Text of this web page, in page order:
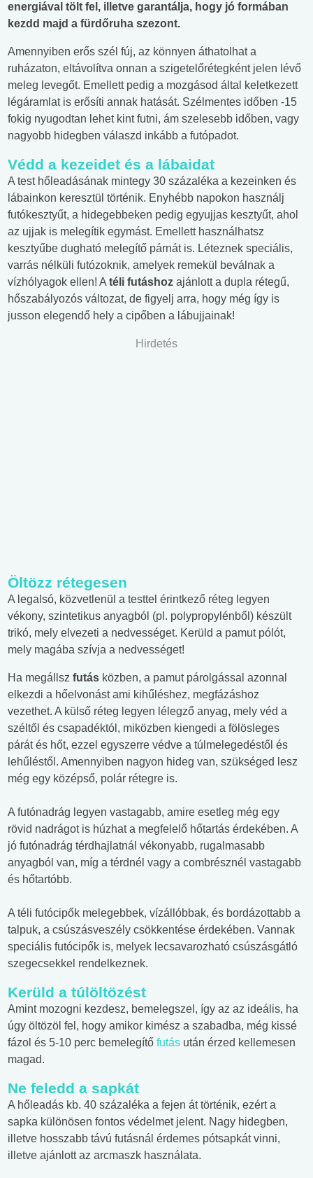
energiával tölt fel, illetve garantálja, hogy jó formában
kezdd majd a fürdőruha szezont.
Amennyiben erős szél fúj, az könnyen áthatolhat a
ruházaton, eltávolítva onnan a szigetelőrétegként jelen lévő
meleg levegőt. Emellett pedig a mozgásod által keletkezett
légáramlat is erősíti annak hatását. Szélmentes időben -15
fokig nyugodtan lehet kint futni, ám szelesebb időben, vagy
nagyobb hidegben válaszd inkább a futópadot.
Védd a kezeidet és a lábaidat
A test hőleadásának mintegy 30 százaléka a kezeinken és
lábainkon keresztül történik. Enyhébb napokon használj
futókesztyűt, a hidegebbeken pedig egyujjas kesztyűt, ahol
az ujjak is melegítik egymást. Emellett használhatsz
kesztyűbe dugható melegítő párnát is. Léteznek speciális,
varrás nélküli futózoknik, amelyek remekül beválnak a
vízhólyagok ellen! A téli futáshoz ajánlott a dupla rétegű,
hőszabályozós változat, de figyelj arra, hogy még így is
jusson elegendő hely a cipőben a lábujjainak!
Hirdetés
Öltözz rétegesen
A legalsó, közvetlenül a testtel érintkező réteg legyen
vékony, szintetikus anyagból (pl. polypropylénből) készült
trikó, mely elvezeti a nedvességet. Kerüld a pamut pólót,
mely magába szívja a nedvességet!
Ha megállsz futás közben, a pamut párolgással azonnal
elkezdi a hőelvonást ami kihűléshez, megfázáshoz
vezethet. A külső réteg legyen lélegző anyag, mely véd a
széltől és csapadéktól, miközben kiengedi a fölösleges
párát és hőt, ezzel egyszerre védve a túlmelegedéstől és
lehűléstől. Amennyiben nagyon hideg van, szükséged lesz
még egy középső, polár rétegre is.
A futónadrág legyen vastagabb, amire esetleg még egy
rövid nadrágot is húzhat a megfelelő hőtartás érdekében. A
jó futónadrág térdhajlatnál vékonyabb, rugalmasabb
anyagból van, míg a térdnél vagy a combrésznél vastagabb
és hőtartóbb.
A téli futócipők melegebbek, vízállóbbak, és bordázottabb a
talpuk, a csúszásveszély csökkentése érdekében. Vannak
speciális futócipők is, melyek lecsavarozható csúszásgátló
szegecsekkel rendelkeznek.
Kerüld a túlöltözést
Amint mozogni kezdesz, bemelegszel, így az az ideális, ha
úgy öltözöl fel, hogy amikor kimész a szabadba, még kissé
fázol és 5-10 perc bemelegítő futás után érzed kellemesen
magad.
Ne feledd a sapkát
A hőleadás kb. 40 százaléka a fejen át történik, ezért a
sapka különösen fontos védelmet jelent. Nagy hidegben,
illetve hosszabb távú futásnál érdemes pótsapkát vinni,
illetve ajánlott az arcmaszk használata.